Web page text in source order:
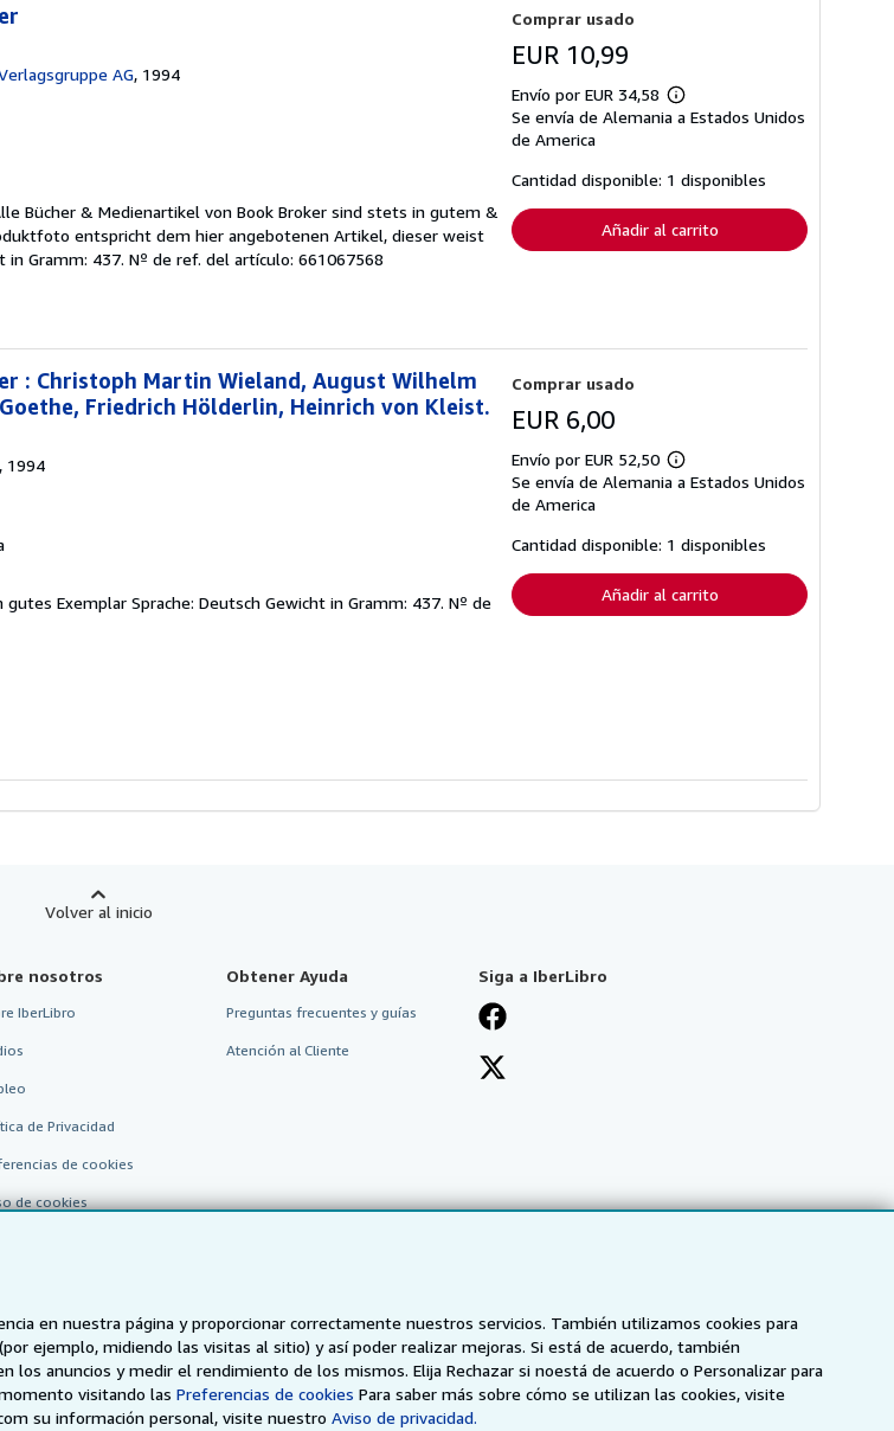
en nuestra página y proporcionar correctamente nuestros servicios. También utilizamos cookies para
ejemplo, midiendo las visitas al sitio) y así poder realizar mejoras. Si está de acuerdo, también
anuncios y medir el rendimiento de los mismos. Elija Rechazar si noestá de acuerdo o Personalizar para
visitando las Preferencias de cookies Para saber más sobre cómo se utilizan las cookies, visite
su información personal, visite nuestroAviso de privacidad.
AG, 1994
Bücher & Medienartikel von Book Broker sind stets in gutem &
entspricht dem hier angebotenen Artikel, dieser weist
in Gramm: 437. Nº de ref. del artículo: 661067568
Comprar usado
EUR 10,99
Envío por EUR 34,58
Más
información
tarifas
de
envío
Se envía de Alemania a Estados Unidos
de America
Cantidad disponible: 1 disponibles
Añadir al carrito
: Christoph Martin Wieland, August Wilhelm
Friedrich Hölderlin, Heinrich von Kleist.
, 1994
gutes Exemplar Sprache: Deutsch Gewicht in Gramm: 437. Nº de
Comprar usado
EUR 6,00
Envío por EUR 52,50
Más
información
tarifas
de
envío
Se envía de Alemania a Estados Unidos
de America
Cantidad disponible: 1 disponibles
Añadir al carrito
Volver al inicio
nosotros
IberLibro
de Privacidad
de cookies
de cookies
Obtener Ayuda
Preguntas frecuentes y guías
Atención al Cliente
Siga a IberLibro